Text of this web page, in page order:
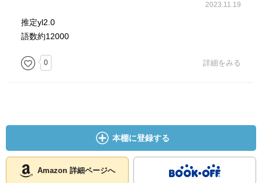
2023.11.19
推定yl2.0
語数約12000
0 詳細をみる
本棚に登録する
Amazon 詳細ページへ